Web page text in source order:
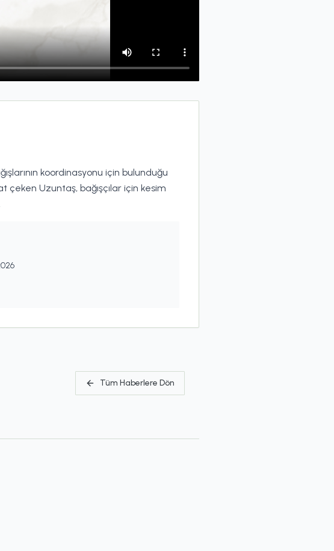
koordinasyonu için bulunduğu
çeken Uzuntaş, bağışçılar için kesim
Tüm Haberlere Dön